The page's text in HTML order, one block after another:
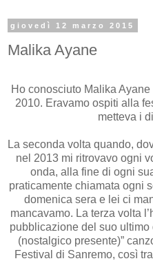
giovedì 12 marzo 2015
Malika Ayane
Ho conosciuto Malika
2010. Eravamo ospiti alla
metteva i
La seconda volta quando,
nel 2013 mi ritrovavo ogni
onda, alla fine di ogni
praticamente chiamata ogni
domenica sera e lei ci
mancavamo. La terza volta
pubblicazione del suo ultimo
(nostalgico presente)”
Festival di Sanremo, così